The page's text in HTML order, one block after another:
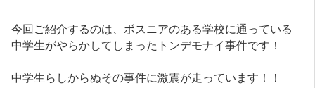
今回ご紹介するのは、ボスニアのある学校に通っている
中学生がやらかしてしまったトンデモナイ事件です！
中学生らしからぬその事件に激震が走っています！！